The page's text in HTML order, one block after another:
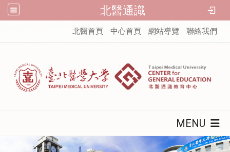
北醫通識
北醫首頁 中心首頁 網站導覽 聯絡我們
MENU